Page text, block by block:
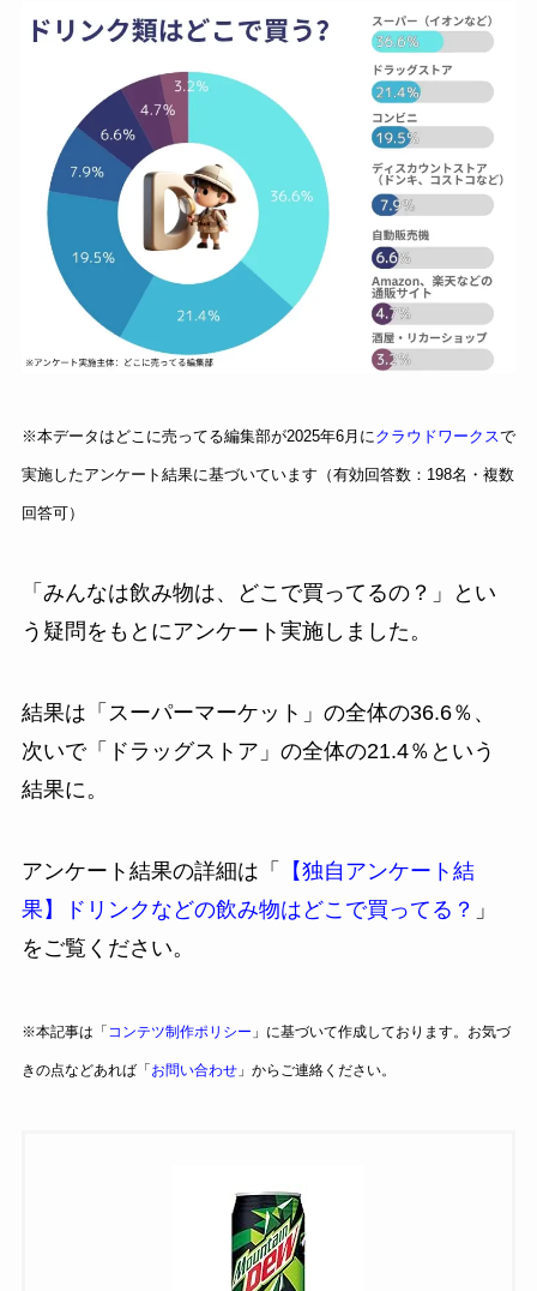
※本データはどこに売ってる編集部が2025年6月にクラウドワークスで
実施したアンケート結果に基づいています（有効回答数：198名・複数
回答可）
「みんなは飲み物は、どこで買ってるの？」とい
う疑問をもとにアンケート実施しました。
結果は「スーパーマーケット」の全体の36.6％、
次いで「ドラッグストア」の全体の21.4％という
結果に。
アンケート結果の詳細は「
【独自アンケート結
果】ドリンクなどの飲み物はどこで買ってる？ 」
をご覧ください。
※本記事は「 コンテツ制作ポリシー 」に基づいて作成しております。お気づ
きの点などあれば「お問い合わせ」からご連絡ください。